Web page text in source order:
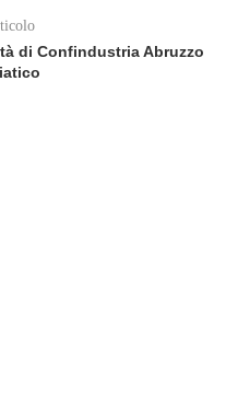
di Confindustria Abruzzo